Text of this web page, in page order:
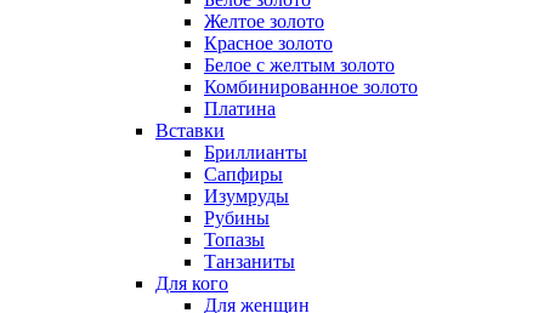
Желтое золото
Красное золото
Белое с желтым золото
Комбинированное золото
Платина
Вставки
Бриллианты
Сапфиры
Изумруды
Рубины
Топазы
Танзаниты
Для кого
Для женщин